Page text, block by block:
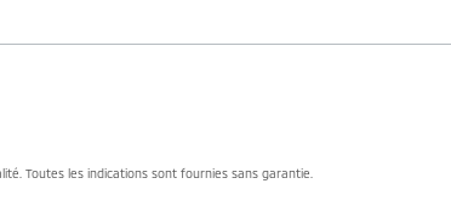
Toutes les indications sont fournies sans garantie.